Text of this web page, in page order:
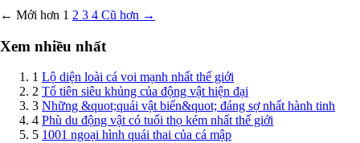
← Mới hơn 1 2 3 4 Cũ hơn →
Xem nhiều nhất
1 Lộ diện loài cá voi mạnh nhất thế giới
2 Tổ tiên siêu khủng của động vật hiện đại
3 Những &quot;quái vật biển&quot; đáng sợ nhất hành tinh
4 Phù du động vật có tuổi thọ kém nhất thế giới
5 1001 ngoại hình quái thai của cá mập